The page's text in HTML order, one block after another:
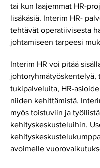
tai kun laajemmat HR-
lisäkäsiä. Interim HR-
tehtävät operatiivisesta
johtamiseen tarpeesi
Interim HR voi pitää
tukipalveluita, HR-
niiden kehittämistä.
myös toistuviin ja
kehityskeskusteluihin.
avoimelle